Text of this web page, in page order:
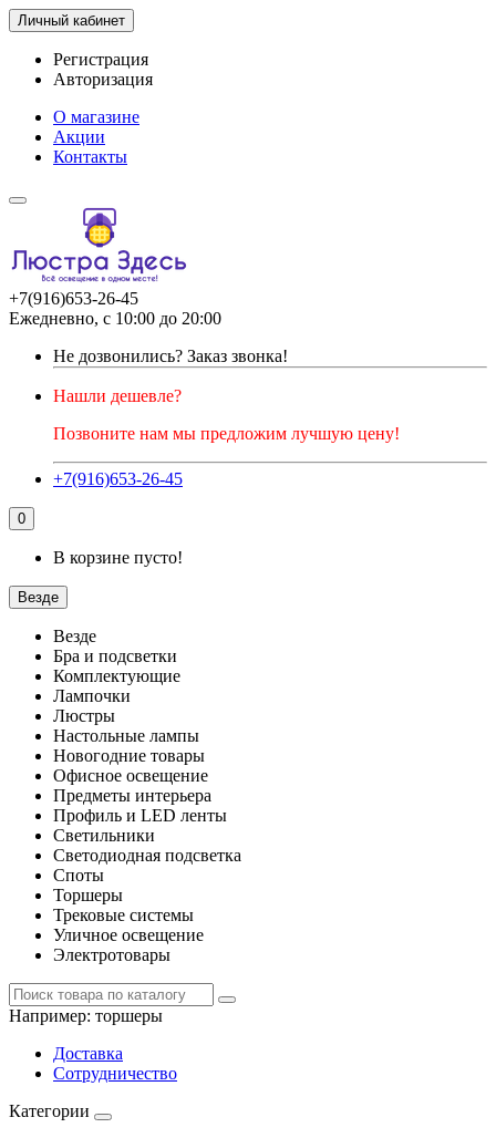
Личный кабинет
Регистрация
Авторизация
О магазине
Акции
Контакты
+7(916)653-26-45
Ежедневно, с 10:00 до 20:00
Не дозвонились? Заказ звонка!
Нашли дешевле?
Позвоните нам мы предложим лучшую цену!
+7(916)653-26-45
0
В корзине пусто!
Везде
Везде
Бра и подсветки
Комплектующие
Лампочки
Люстры
Настольные лампы
Новогодние товары
Офисное освещение
Предметы интерьера
Профиль и LED ленты
Светильники
Светодиодная подсветка
Споты
Торшеры
Трековые системы
Уличное освещение
Электротовары
Например: торшеры
Доставка
Сотрудничество
Категории